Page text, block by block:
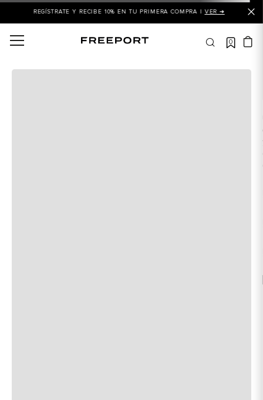
REGÍSTRATE Y RECIBE 10% EN TU PRIMERA COMPRA |VER ➜
0